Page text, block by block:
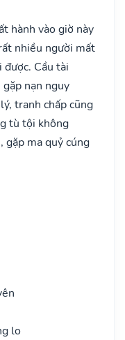
hành vào giờ này
nhiều người mất
Cầu tài
nạn nguy
tranh chấp cũng
tù tội không
gặp ma quỷ cúng
lo